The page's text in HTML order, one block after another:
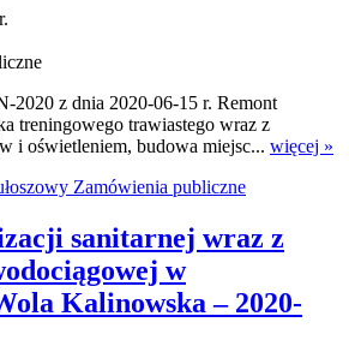
2020 z dnia 2020-06-15 r. Remont
treningowego trawiastego wraz z
i oświetleniem, budowa miejsc... więcej »
Zamówienia publiczne
sanitarnej wraz z
w
Kalinowska – 2020-